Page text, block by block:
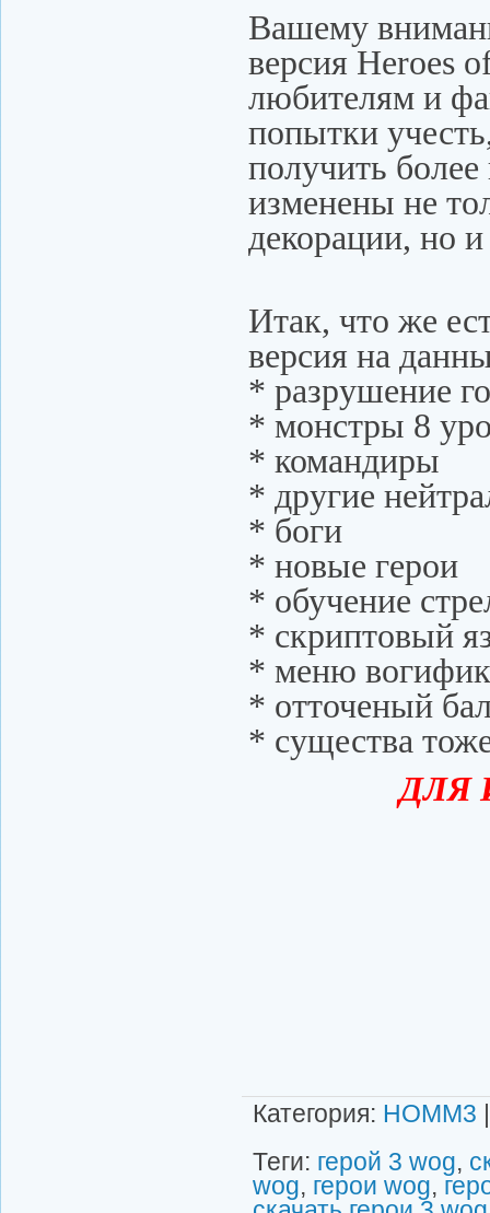
Вашему
версия Heroes
любителям и
попытки
получить
изменены не
декорации, но и
Итак, что же
версия на
* разрушение
* монстры 8
* командиры
* другие
* боги
* новые герои
* обучение
* скриптовый
* меню
* отточеный
* существа
ДЛЯ
Категория: HOMM3
Теги: герой 3 wog,
wog, герои wog,